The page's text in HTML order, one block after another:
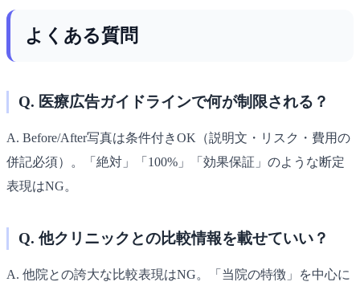
よくある質問
Q. 医療広告ガイドラインで何が制限される？
A. Before/After写真は条件付きOK（説明文・リスク・費用の
併記必須）。「絶対」「100%」「効果保証」のような断定
表現はNG。
Q. 他クリニックとの比較情報を載せていい？
A. 他院との誇大な比較表現はNG。「当院の特徴」を中心に